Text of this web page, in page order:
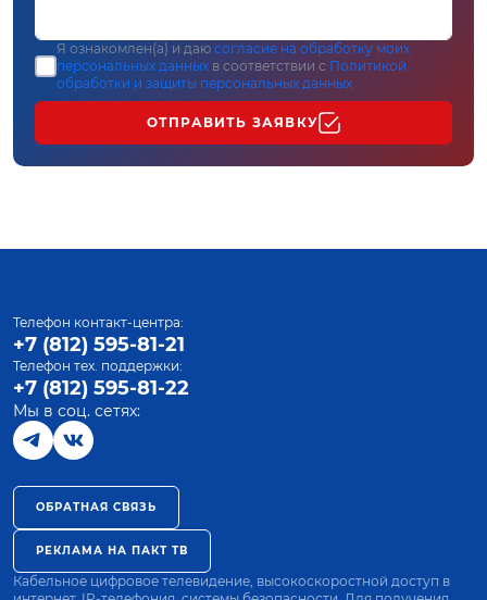
Я ознакомлен(а) и даю согласие на обработку моих
персональных данных в соответствии с Политикой
обработки и защиты персональных данных
ОТПРАВИТЬ ЗАЯВКУ
Телефон контакт-центра:
+7 (812) 595-81-21
Телефон тех. поддержки:
+7 (812) 595-81-22
Мы в соц. сетях:
ОБРАТНАЯ СВЯЗЬ
РЕКЛАМА НА ПАКТ ТВ
Кабельное цифровое телевидение, высокоскоростной доступ в